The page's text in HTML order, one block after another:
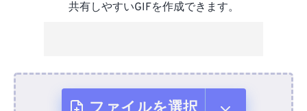
共有しやすいGIFを作成できます。